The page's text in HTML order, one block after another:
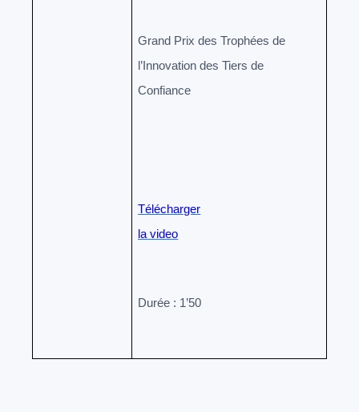
Grand Prix des Trophées de
l’Innovation des Tiers de
Confiance
Télécharger
la video
Durée : 1’50